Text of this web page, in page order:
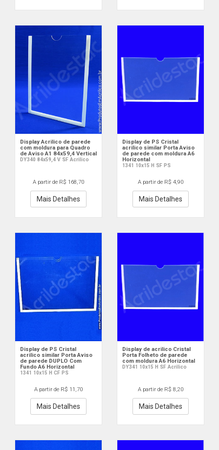
Display Acrilico de parede
com moldura para Quadro
de Aviso A1 84x59,4 Vertical
DY340 84x59,4 V SF Acrilico
A partir de R$ 168,70
Mais Detalhes
Display de PS Cristal
acrilico similar Porta Aviso
de parede com moldura A6
Horizontal
1341 10x15 H SF PS
A partir de R$ 4,90
Mais Detalhes
Display de PS Cristal
acrilico similar Porta Aviso
de parede DUPLO Com
Fundo A6 Horizontal
1341 10x15 H CF PS
A partir de R$ 11,70
Mais Detalhes
Display de acrilico Cristal
Porta Folheto de parede
com moldura A6 Horizontal
DY341 10x15 H SF Acrilico
A partir de R$ 8,20
Mais Detalhes